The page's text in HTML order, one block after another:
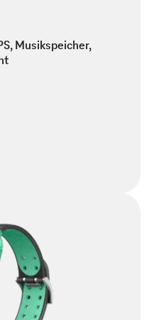
Musikspeicher,